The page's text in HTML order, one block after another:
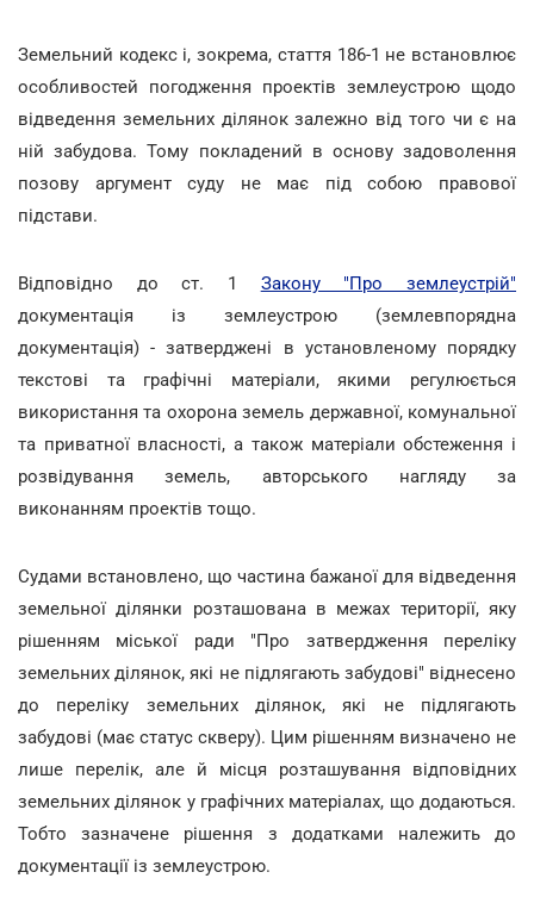
Земельний кодекс і, зокрема, стаття 186-1 не встановлює
особливостей погодження проектів землеустрою щодо
відведення земельних ділянок залежно від того чи є на
ній забудова. Тому покладений в основу задоволення
позову аргумент суду не має під собою правової
підстави.
Відповідно до ст. 1 Закону "Про землеустрій"
документація із землеустрою (землевпорядна
документація) - затверджені в установленому порядку
текстові та графічні матеріали, якими регулюється
використання та охорона земель державної, комунальної
та приватної власності, а також матеріали обстеження і
розвідування земель, авторського нагляду за
виконанням проектів тощо.
Судами встановлено, що частина бажаної для відведення
земельної ділянки розташована в межах території, яку
рішенням міської ради "Про затвердження переліку
земельних ділянок, які не підлягають забудові" віднесено
до переліку земельних ділянок, які не підлягають
забудові (має статус скверу). Цим рішенням визначено не
лише перелік, але й місця розташування відповідних
земельних ділянок у графічних матеріалах, що додаються.
Тобто зазначене рішення з додатками належить до
документації із землеустрою.